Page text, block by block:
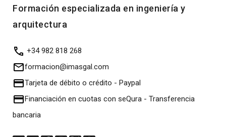
Formación especializada en ingeniería y
arquitectura
+34 982 818 268
formacion@imasgal.com
Tarjeta de débito o crédito - Paypal
Financiación en cuotas con seQura - Transferencia
bancaria